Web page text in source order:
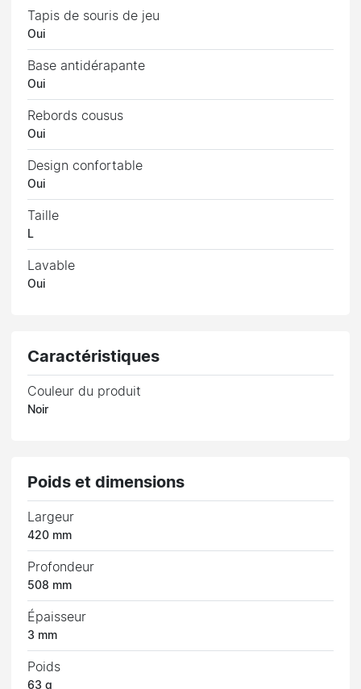
Tapis de souris de jeu
Oui
Base antidérapante
Oui
Rebords cousus
Oui
Design confortable
Oui
Taille
L
Lavable
Oui
Caractéristiques
Couleur du produit
Noir
Poids et dimensions
Largeur
420 mm
Profondeur
508 mm
Épaisseur
3 mm
Poids
63 g